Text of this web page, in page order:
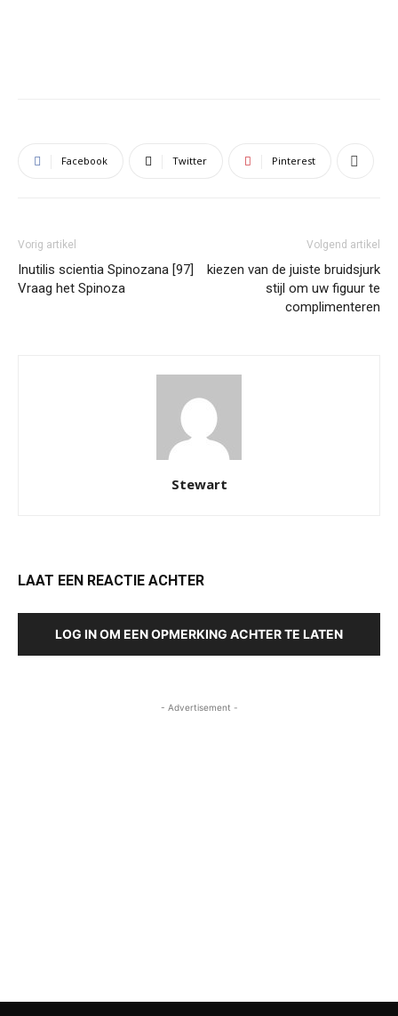
Facebook Twitter Pinterest
Vorig artikel
Inutilis scientia Spinozana [97]
Vraag het Spinoza
Volgend artikel
kiezen van de juiste bruidsjurk
stijl om uw figuur te
complimenteren
Stewart
LAAT EEN REACTIE ACHTER
LOG IN OM EEN OPMERKING ACHTER TE LATEN
- Advertisement -